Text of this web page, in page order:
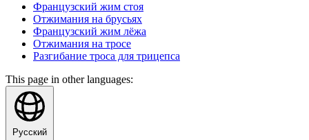
Французский жим стоя
Отжимания на брусьях
Французский жим лёжа
Отжимания на тросе
Разгибание троса для трицепса
This page in other languages:
Русский